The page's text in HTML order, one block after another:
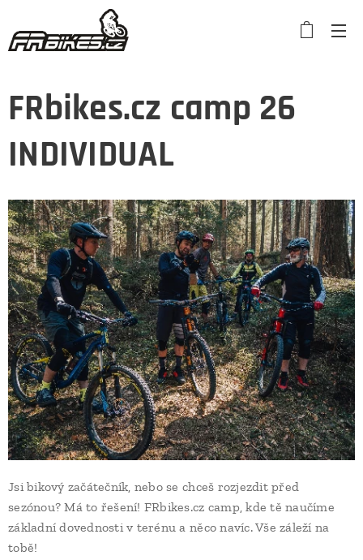
FRbikes.cz camp 26
INDIVIDUAL
Jsi bikový začátečník, nebo se chceš rozjezdit před
sezónou? Má to řešení! FRbikes.cz camp, kde tě naučíme
základní dovednosti v terénu a něco navíc. Vše záleží na
tobě!